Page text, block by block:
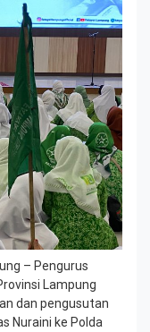
– Pengurus
Lampung
dan pengusutan
Nuraini ke Polda